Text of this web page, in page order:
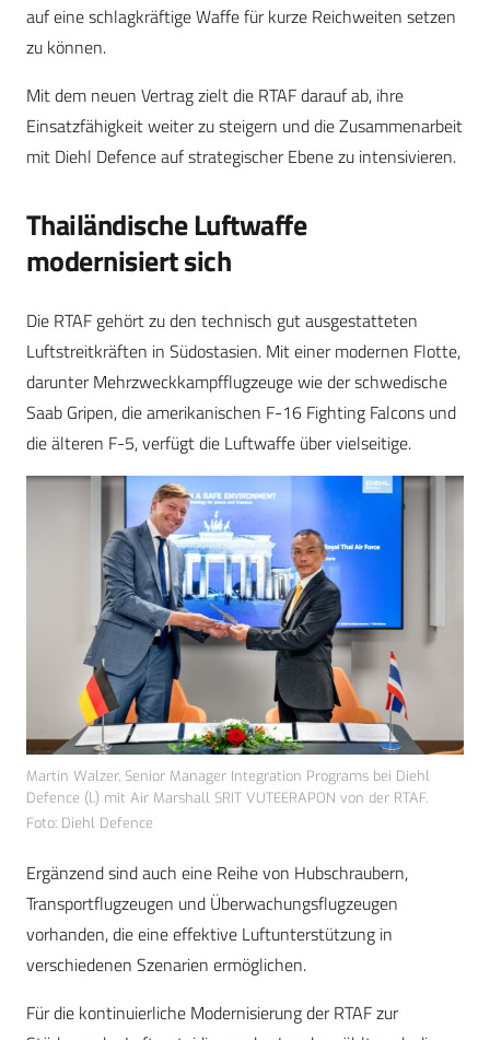
auf eine schlagkräftige Waffe für kurze Reichweiten setzen
zu können.
Mit dem neuen Vertrag zielt die RTAF darauf ab, ihre
Einsatzfähigkeit weiter zu steigern und die Zusammenarbeit
mit Diehl Defence auf strategischer Ebene zu intensivieren.
Thailändische Luftwaffe
modernisiert sich
Die RTAF gehört zu den technisch gut ausgestatteten
Luftstreitkräften in Südostasien. Mit einer modernen Flotte,
darunter Mehrzweckkampfflugzeuge wie der schwedische
Saab Gripen, die amerikanischen F-16 Fighting Falcons und
die älteren F-5, verfügt die Luftwaffe über vielseitige.
Martin Walzer, Senior Manager Integration Programs bei Diehl
Defence (l.) mit Air Marshall SRIT VUTEERAPON von der RTAF.
Foto: Diehl Defence
Ergänzend sind auch eine Reihe von Hubschraubern,
Transportflugzeugen und Überwachungsflugzeugen
vorhanden, die eine effektive Luftunterstützung in
verschiedenen Szenarien ermöglichen.
Für die kontinuierliche Modernisierung der RTAF zur